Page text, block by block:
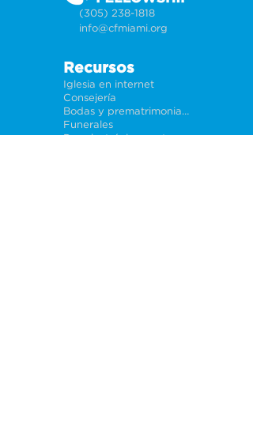
(305) 238-1818
info@cfmiami.org
Recursos
Iglesia en internet
Consejería
Bodas y prematrimoniales
Funerales
Dar electrónicamente